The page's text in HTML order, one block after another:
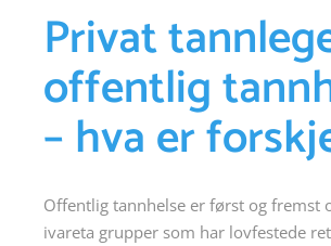
Privat
offentlig
– hva er
Offentlig tannhelse er først og fremst
ivareta grupper som har lovfestede